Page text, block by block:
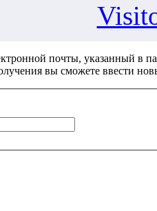
почты, указанный в
вы сможете ввести